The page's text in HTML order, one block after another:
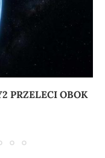
PRZELECI OBOK